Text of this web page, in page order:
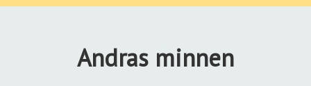
Andras minnen